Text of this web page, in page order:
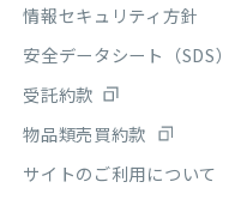
情報セキュリティ方針
安全データシート（SDS）
受託約款
物品類売買約款
サイトのご利用について